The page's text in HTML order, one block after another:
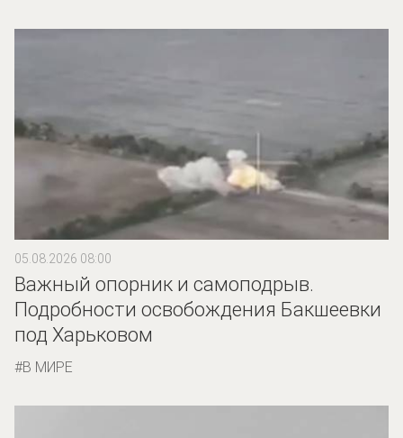
05.08.2026 08:00
Важный опорник и самоподрыв.
Подробности освобождения Бакшеевки
под Харьковом
В МИРЕ